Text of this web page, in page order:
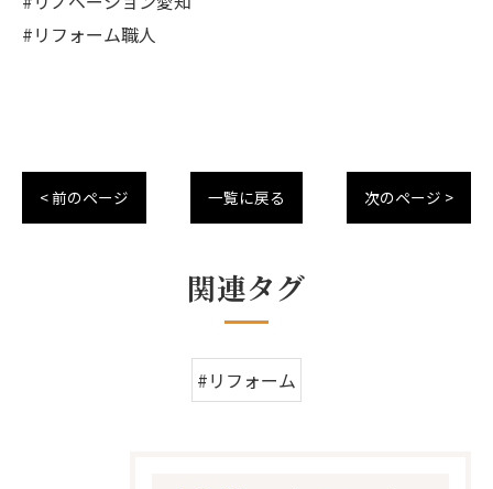
#リフォーム職人
< 前のページ 一覧に戻る 次のページ >
関連タグ
#リフォーム